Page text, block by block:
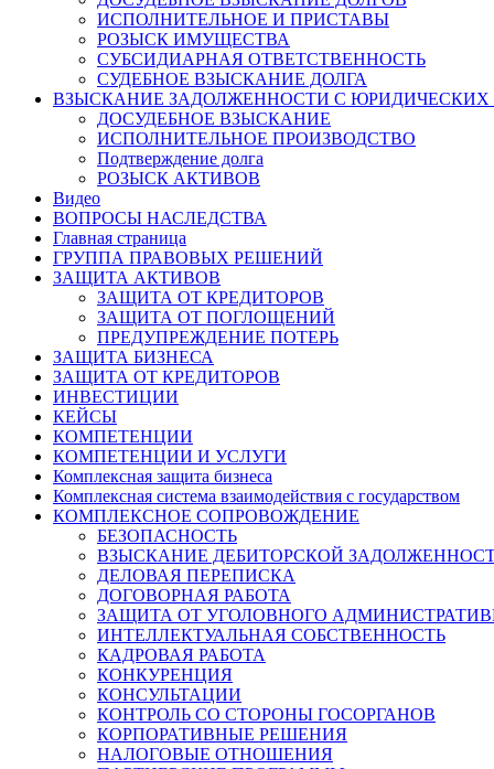
ИСПОЛНИТЕЛЬНОЕ И ПРИСТАВЫ
РОЗЫСК ИМУЩЕСТВА
СУБСИДИАРНАЯ ОТВЕТСТВЕННОСТЬ
СУДЕБНОЕ ВЗЫСКАНИЕ ДОЛГА
ВЗЫСКАНИЕ ЗАДОЛЖЕННОСТИ С ЮРИДИЧЕСКИХ
ДОСУДЕБНОЕ ВЗЫСКАНИЕ
ИСПОЛНИТЕЛЬНОЕ ПРОИЗВОДСТВО
Подтверждение долга
РОЗЫСК АКТИВОВ
Видео
ВОПРОСЫ НАСЛЕДСТВА
Главная страница
ГРУППА ПРАВОВЫХ РЕШЕНИЙ
ЗАЩИТА АКТИВОВ
ЗАЩИТА ОТ КРЕДИТОРОВ
ЗАЩИТА ОТ ПОГЛОЩЕНИЙ
ПРЕДУПРЕЖДЕНИЕ ПОТЕРЬ
ЗАЩИТА БИЗНЕСА
ЗАЩИТА ОТ КРЕДИТОРОВ
ИНВЕСТИЦИИ
КЕЙСЫ
КОМПЕТЕНЦИИ
КОМПЕТЕНЦИИ И УСЛУГИ
Комплексная защита бизнеса
Комплексная система взаимодействия с государством
КОМПЛЕКСНОЕ СОПРОВОЖДЕНИЕ
БЕЗОПАСНОСТЬ
ВЗЫСКАНИЕ ДЕБИТОРСКОЙ
ДЕЛОВАЯ ПЕРЕПИСКА
ДОГОВОРНАЯ РАБОТА
ЗАЩИТА ОТ УГОЛОВНОГО
ИНТЕЛЛЕКТУАЛЬНАЯ СОБСТВЕННОСТЬ
КАДРОВАЯ РАБОТА
КОНКУРЕНЦИЯ
КОНСУЛЬТАЦИИ
КОНТРОЛЬ СО СТОРОНЫ ГОСОРГАНОВ
КОРПОРАТИВНЫЕ РЕШЕНИЯ
НАЛОГОВЫЕ ОТНОШЕНИЯ